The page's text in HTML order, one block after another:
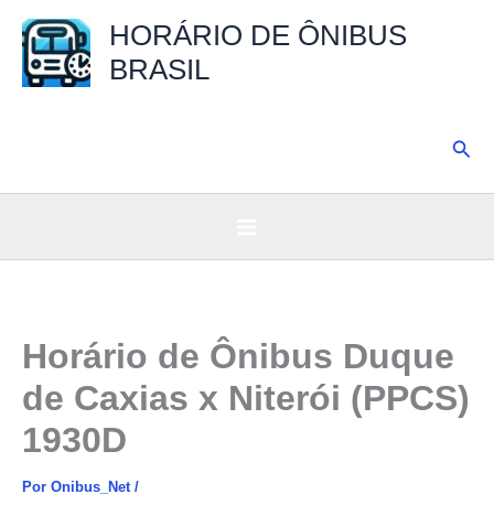
para
HORÁRIO DE ÔNIBUS
BRASIL
Horário de Ônibus Duque
de Caxias x Niterói (PPCS)
1930D
Por Onibus_Net /